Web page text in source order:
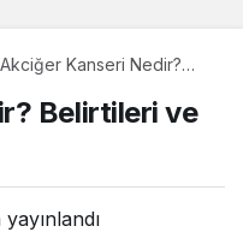
Akciğer Kanseri Nedir?
YöntemleriBelirtileri ve